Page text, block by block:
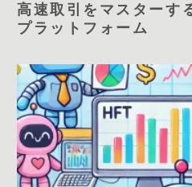
高速取引をマスターす
プラットフォーム